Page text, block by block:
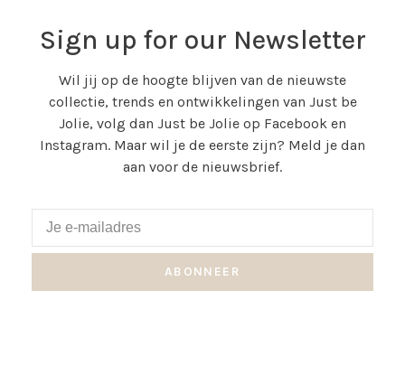
Sign up for our Newsletter
Wil jij op de hoogte blijven van de nieuwste
collectie, trends en ontwikkelingen van Just be
Jolie, volg dan Just be Jolie op Facebook en
Instagram. Maar wil je de eerste zijn? Meld je dan
aan voor de nieuwsbrief.
ABONNEER